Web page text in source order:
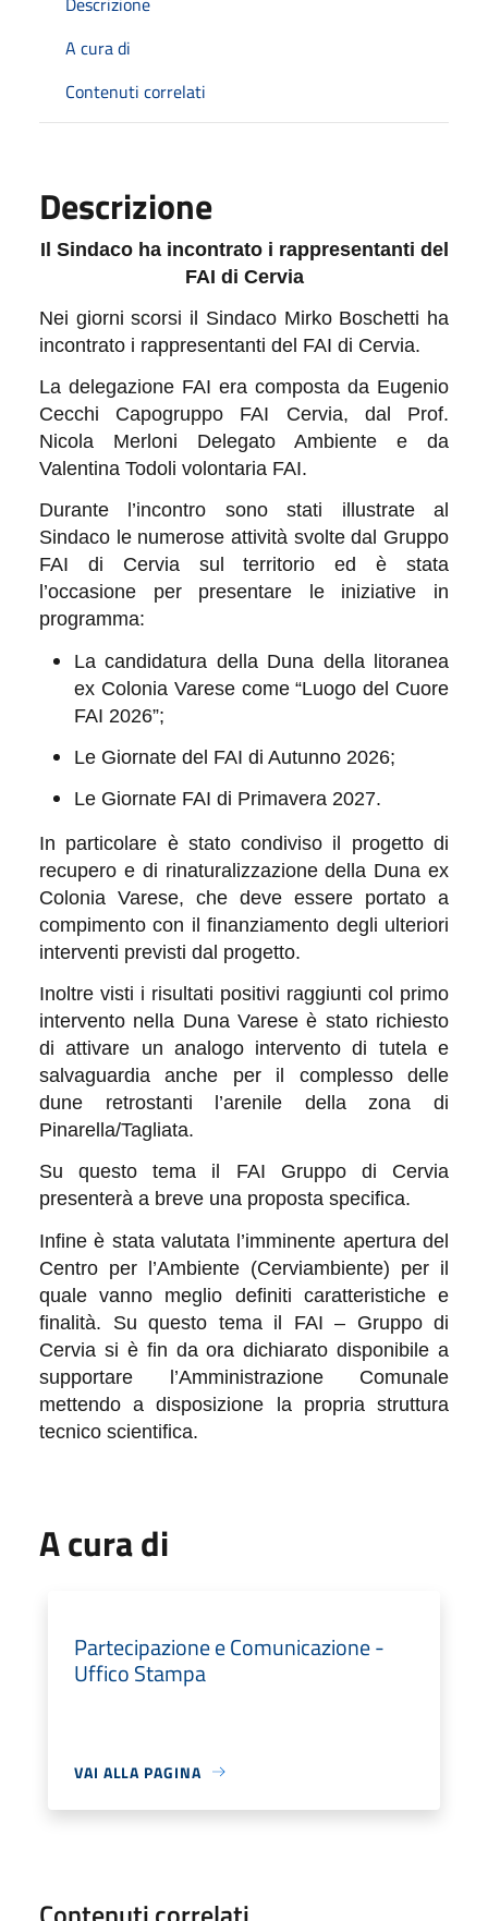
A cura di
Contenuti correlati
Descrizione
Il Sindaco ha incontrato i rappresentanti del
FAI di Cervia
Nei giorni scorsi il Sindaco Mirko Boschetti ha
incontrato i rappresentanti del FAI di Cervia.
La delegazione FAI era composta da Eugenio
Cecchi Capogruppo FAI Cervia, dal Prof.
Nicola Merloni Delegato Ambiente e da
Valentina Todoli volontaria FAI.
Durante l’incontro sono stati illustrate al
Sindaco le numerose attività svolte dal Gruppo
FAI di Cervia sul territorio ed è stata
l’occasione per presentare le iniziative in
programma:
La candidatura della Duna della litoranea
ex Colonia Varese come “Luogo del Cuore
FAI 2026”;
Le Giornate del FAI di Autunno 2026;
Le Giornate FAI di Primavera 2027.
In particolare è stato condiviso il progetto di
recupero e di rinaturalizzazione della Duna ex
Colonia Varese, che deve essere portato a
compimento con il finanziamento degli ulteriori
interventi previsti dal progetto.
Inoltre visti i risultati positivi raggiunti col primo
intervento nella Duna Varese è stato richiesto
di attivare un analogo intervento di tutela e
salvaguardia anche per il complesso delle
dune retrostanti l’arenile della zona di
Pinarella/Tagliata.
Su questo tema il FAI Gruppo di Cervia
presenterà a breve una proposta specifica.
Infine è stata valutata l’imminente apertura del
Centro per l’Ambiente (Cerviambiente) per il
quale vanno meglio definiti caratteristiche e
finalità. Su questo tema il FAI – Gruppo di
Cervia si è fin da ora dichiarato disponibile a
supportare l’Amministrazione Comunale
mettendo a disposizione la propria struttura
tecnico scientifica.
A cura di
Partecipazione e Comunicazione -
Uffico Stampa
VAI ALLA PAGINA